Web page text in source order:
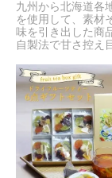
九州から北海道各
を使用して、素材
味を引き出した商
自製法で甘さ控え